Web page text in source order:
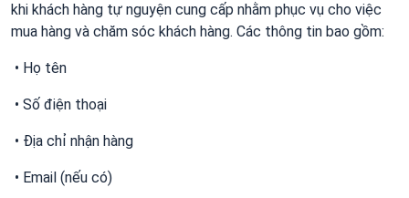
khi khách hàng tự nguyện cung cấp nhằm phục vụ cho việc
mua hàng và chăm sóc khách hàng. Các thông tin bao gồm:
• Họ tên
• Số điện thoại
• Địa chỉ nhận hàng
• Email (nếu có)